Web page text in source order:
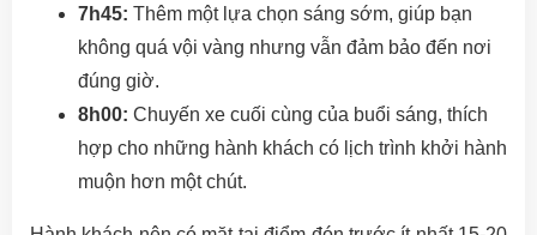
7h45: Thêm một lựa chọn sáng sớm, giúp bạn
không quá vội vàng nhưng vẫn đảm bảo đến nơi
đúng giờ.
8h00: Chuyến xe cuối cùng của buổi sáng, thích
hợp cho những hành khách có lịch trình khởi hành
muộn hơn một chút.